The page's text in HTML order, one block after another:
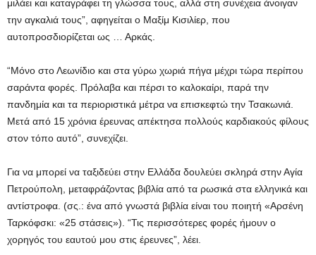
μιλάει και καταγράφει τη γλώσσα τους, αλλά στη συνέχεια άνοιγαν
την αγκαλιά τους”, αφηγείται ο Μαξίμ Κισιλίερ, που
αυτοπροσδιορίζεται ως … Αρκάς.
“Μόνο στο Λεωνίδιο και στα γύρω χωριά πήγα μέχρι τώρα περίπου
σαράντα φορές. Πρόλαβα και πέρσι το καλοκαίρι, παρά την
πανδημία και τα περιοριστικά μέτρα να επισκεφτώ την Τσακωνιά.
Μετά από 15 χρόνια έρευνας απέκτησα πολλούς καρδιακούς φίλους
στον τόπο αυτό”, συνεχίζει.
Για να μπορεί να ταξιδεύει στην Ελλάδα δουλεύει σκληρά στην Αγία
Πετρούπολη, μεταφράζοντας βιβλία από τα ρωσικά στα ελληνικά και
αντίστροφα. (σς.: ένα από γνωστά βιβλία είναι του ποιητή «Αρσένη
Ταρκόφσκι: «25 στάσεις»). “Τις περισσότερες φορές ήμουν ο
χορηγός του εαυτού μου στις έρευνες”, λέει.